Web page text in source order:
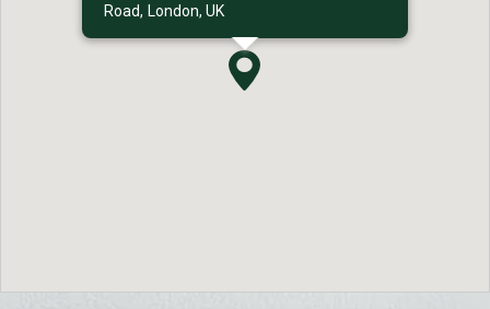
Road, London, UK